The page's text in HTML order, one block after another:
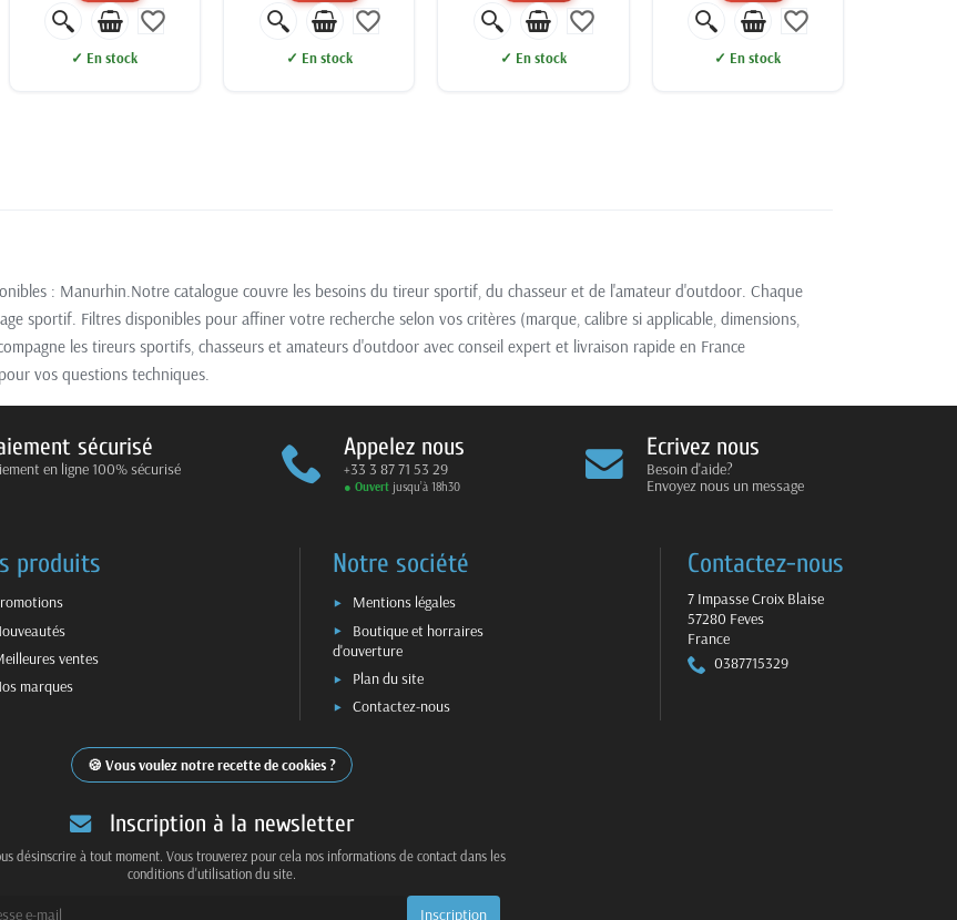
favorite_border
✓ En stock
favorite_border
✓ En stock
favorite_border
✓ En stock
favorite_border
✓ En stock
: Manurhin.Notre catalogue couvre les besoins du tireur sportif, du chasseur et de l'amateur d'outdoor. Chaque
sportif. Filtres disponibles pour affiner votre recherche selon vos critères (marque, calibre si applicable, dimensions,
les tireurs sportifs, chasseurs et amateurs d'outdoor avec conseil expert et livraison rapide en France
vos questions techniques.
sécurisé
en ligne 100% sécurisé
Appelez nous
+33 3 87 71 53 29
● Ouvertjusqu’à 18h30
Ecrivez nous
Besoin d'aide?
Envoyez nous un message
produits
ventes
marques
Notre société
Mentions légales
Boutique et horraires
d'ouverture
Plan du site
Contactez-nous
Contactez-nous
7 Impasse Croix Blaise
57280 Feves
France
0387715329
Vous voulez notre recette de cookies ?
Inscription à la newsletter
désinscrire à tout moment. Vous trouverez pour cela nos informations de contact dans les
conditions d'utilisation du site.